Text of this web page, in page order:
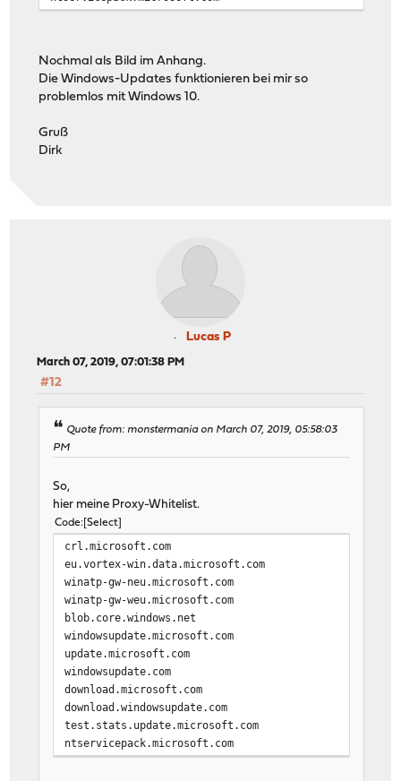
Nochmal als Bild im Anhang.
Die Windows-Updates funktionieren bei mir so
problemlos mit Windows 10.
Gruß
Dirk
Lucas P
March 07, 2019, 07:01:38 PM
#12
Quote from: monstermania on March 07, 2019, 05:58:03
PM
So,
hier meine Proxy-Whitelist.
Code Select
crl.microsoft.com
eu.vortex-win.data.microsoft.com
winatp-gw-neu.microsoft.com
winatp-gw-weu.microsoft.com
blob.core.windows.net
windowsupdate.microsoft.com
update.microsoft.com
windowsupdate.com
download.microsoft.com
download.windowsupdate.com
test.stats.update.microsoft.com
ntservicepack.microsoft.com